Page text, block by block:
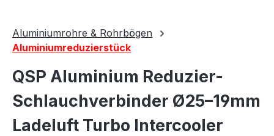
Aluminiumrohre & Rohrbögen
Aluminiumreduzierstück
QSP Aluminium Reduzier-
Schlauchverbinder Ø25–19mm
Ladeluft Turbo Intercooler